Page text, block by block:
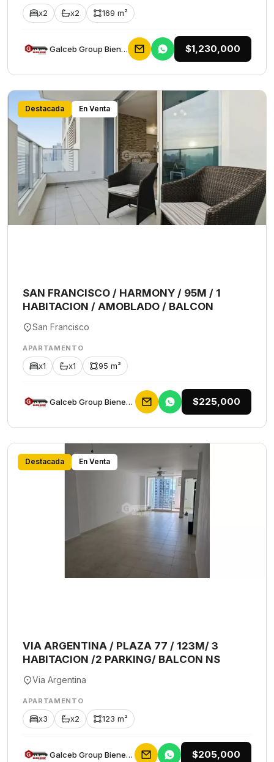
x2 x2 169 m²
Galceb Group Bienes Raices $1,230,000
Destacada En Venta
SAN FRANCISCO / HARMONY / 95M / 1
HABITACION / AMOBLADO / BALCON
San Francisco
APARTAMENTO
x1 x1 95 m²
Galceb Group Bienes Raices $225,000
Destacada En Venta
VIA ARGENTINA / PLAZA 77 / 123M/ 3
HABITACION /2 PARKING/ BALCON NS
Via Argentina
APARTAMENTO
x3 x2 123 m²
Galceb Group Bienes Raices $205,000